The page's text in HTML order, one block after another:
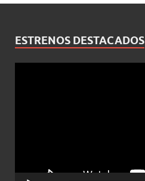
ESTRENOS DESTACADOS